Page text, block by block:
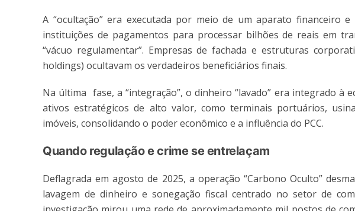
A “ocultação” era executada por meio de um aparato financeiro
instituições de pagamentos para processar bilhões de reais em
“vácuo regulamentar”. Empresas de fachada e estruturas
holdings) ocultavam os verdadeiros beneficiários finais.
Na última fase, a “integração”, o dinheiro “lavado” era integrado à
ativos estratégicos de alto valor, como terminais portuários,
imóveis, consolidando o poder econômico e a influência do PCC.
Quando regulação e crime se entrelaçam
Deflagrada em agosto de 2025, a operação “Carbono Oculto”
lavagem de dinheiro e sonegação fiscal centrado no setor de